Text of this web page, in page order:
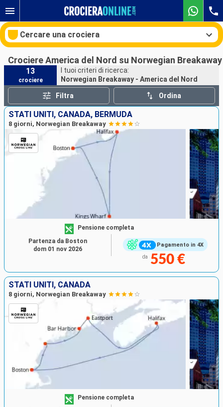
Cercare una crociera
Le nostre destinazioni
Mesi di partenza
Porti
Ricerca
Crociere America del Nord su Norwegian Breakaway
13
crociere
I tuoi criteri di ricerca:
Norwegian Breakaway - America del Nord
Filtra Ordina
STATI UNITI, CANADA, BERMUDA
8 giorni, Norwegian Breakaway
Pagamento in 4X
Pensione completa
da 550 €
Partenza da Boston
dom 01 nov 2026
STATI UNITI, CANADA
8 giorni, Norwegian Breakaway
Pensione completa